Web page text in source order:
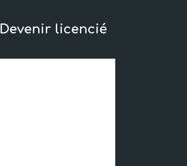
Devenir licencié